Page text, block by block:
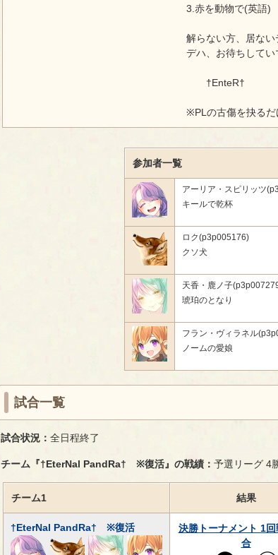
3.赤を動物で(英語)
解らない方、居な
デハ、お待ちしてい
†EnteR†
※PLの古傷を抉るだ
参加者一覧
アーリア・スピリッツ
キールで乾杯
ロク(p3p005176)
クソ犬
天香・鹿ノ子
琥珀のとなり
フラン・ヴィラネル
ノームの愛娘
試合一覧
試合状況： 全日程終了
チーム『†EterNal PandRa† ※復活』の戦績： 予選リーグ 4
チーム1 結果
†EterNal PandRa† ※復活
決勝トーナメント 1
合